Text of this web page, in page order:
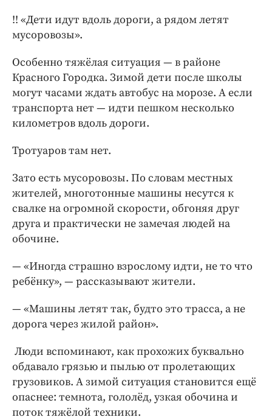
!! «Дети идут вдоль дороги, а рядом летят
мусоровозы».
Особенно тяжёлая ситуация — в районе
Красного Городка. Зимой дети после школы
могут часами ждать автобус на морозе. А если
транспорта нет — идти пешком несколько
километров вдоль дороги.
Тротуаров там нет.
Зато есть мусоровозы. По словам местных
жителей, многотонные машины несутся к
свалке на огромной скорости, обгоняя друг
друга и практически не замечая людей на
обочине.
— «Иногда страшно взрослому идти, не то что
ребёнку», — рассказывают жители.
— «Машины летят так, будто это трасса, а не
дорога через жилой район».
Люди вспоминают, как прохожих буквально
обдавало грязью и пылью от пролетающих
грузовиков. А зимой ситуация становится ещё
опаснее: темнота, гололёд, узкая обочина и
поток тяжёлой техники.